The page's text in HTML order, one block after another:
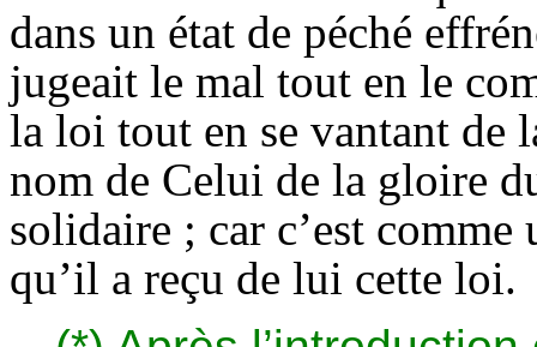
dans un état de péché
jugeait le mal tout en le
la loi tout en se vantant de
nom de Celui de la gloire
solidaire ; car c’est
qu’il a reçu de lui cette loi.